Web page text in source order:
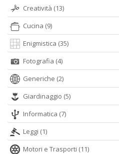
Creatività (13)
Cucina (9)
Enigmistica (35)
Fotografia (4)
Generiche (2)
Giardinaggio (5)
Informatica (7)
Leggi (1)
Motori e Trasporti (11)